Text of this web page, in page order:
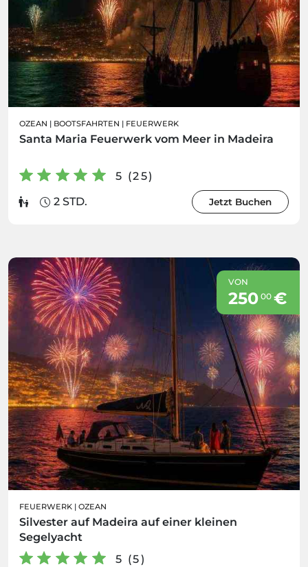
OZEAN | BOOTSFAHRTEN | FEUERWERK
Santa Maria Feuerwerk vom Meer in Madeira
5 (25)
2 STD.
Jetzt Buchen
VON
250 00€
FEUERWERK | OZEAN
Silvester auf Madeira auf einer kleinen
Segelyacht
5 (5)